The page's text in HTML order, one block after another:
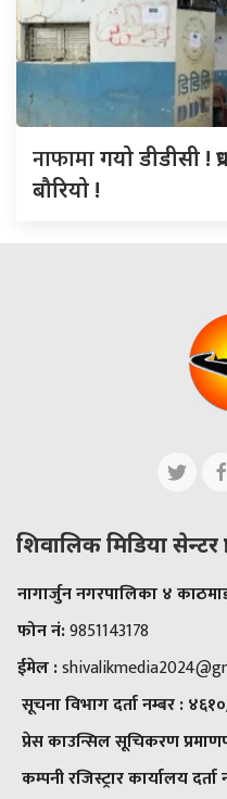
नाफामागयो डीडीसी !
बौरियो !
शिवालिक मिडिया सेन्टर
नागार्जुन नगरपालिका ४
फोन नं:9851143178
ईमेल :
सूचना विभाग दर्ता नम्बर :
प्रेस काउन्सिल सूचिकरण
कम्पनी रजिस्ट्रार कार्यालय दर्ता